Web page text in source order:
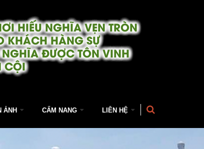
HIẾU NGHĨA VẸN TRÒN
KHÁCH HÀNG SỰ
ĐƯỢC TÔN VINH
CỘI
ẢNH CẨM NANG LIÊN HỆ